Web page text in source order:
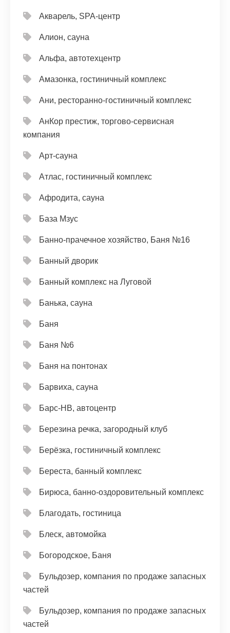
Акварель, SPA-центр
Алион, сауна
Альфа, автотехцентр
Амазонка, гостиничный комплекс
Ани, ресторанно-гостиничный комплекс
АнКор престиж, торгово-сервисная
компания
Арт-сауна
Атлас, гостиничный комплекс
Афродита, сауна
База Мзус
Банно-прачечное хозяйство, Баня №16
Банный дворик
Банный комплекс на Луговой
Банька, сауна
Баня
Баня №6
Баня на понтонах
Барвиха, сауна
Барс-НВ, автоцентр
Березина речка, загородный клуб
Берёзка, гостиничный комплекс
Береста, банный комплекс
Бирюса, банно-оздоровительный комплекс
Благодать, гостиница
Блеск, автомойка
Богородское, Баня
Бульдозер, компания по продаже запасных
частей
Бульдозер, компания по продаже запасных
частей